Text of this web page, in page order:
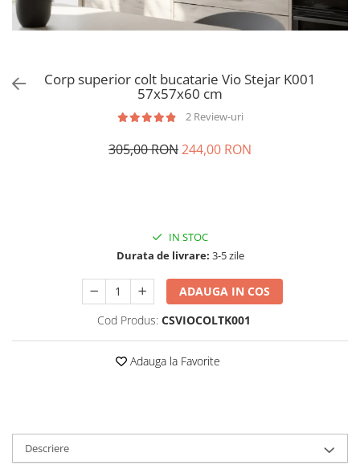
Corp superior colt bucatarie Vio Stejar K001
57x57x60 cm
2 Review-uri
305,00 RON244,00 RON
IN STOC
Durata de livrare: 3-5 zile
ADAUGA IN COS
Cod Produs: CSVIOCOLTK001
Adauga la Favorite
Descriere